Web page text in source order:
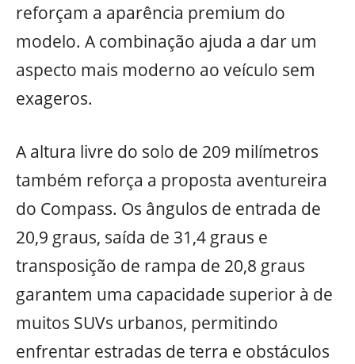
reforçam a aparência premium do
modelo. A combinação ajuda a dar um
aspecto mais moderno ao veículo sem
exageros.
A altura livre do solo de 209 milímetros
também reforça a proposta aventureira
do Compass. Os ângulos de entrada de
20,9 graus, saída de 31,4 graus e
transposição de rampa de 20,8 graus
garantem uma capacidade superior à de
muitos SUVs urbanos, permitindo
enfrentar estradas de terra e obstáculos